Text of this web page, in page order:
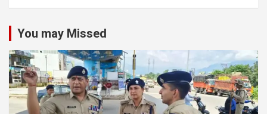
You may Missed